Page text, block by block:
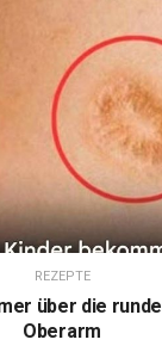
REZEPTE
über die
Oberarm